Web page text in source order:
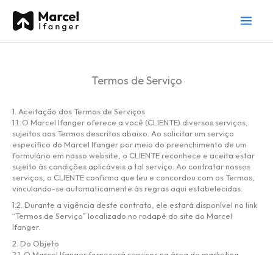
para
o
Termos de Serviço
1. Aceitação dos Termos de Serviços
1.1. O Marcel Ifanger oferece a você (CLIENTE) diversos serviços,
sujeitos aos Termos descritos abaixo. Ao solicitar um serviço
específico do Marcel Ifanger por meio do preenchimento de um
formulário em nosso website, o CLIENTE reconhece e aceita estar
sujeito às condições aplicáveis a tal serviço. Ao contratar nossos
serviços, o CLIENTE confirma que leu e concordou com os Termos,
vinculando-se automaticamente às regras aqui estabelecidas.
1.2. Durante a vigência deste contrato, ele estará disponível no link
“Termos de Serviço” localizado no rodapé do site do Marcel
Ifanger.
2. Do Objeto